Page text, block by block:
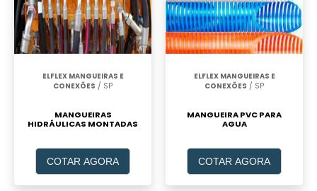
ELFLEX MANGUEIRAS E
CONEXÕES / SP
MANGUEIRAS
HIDRÁULICAS MONTADAS
COTAR AGORA
ELFLEX MANGUEIRAS E
CONEXÕES / SP
MANGUEIRA PVC PARA
AGUA
COTAR AGORA